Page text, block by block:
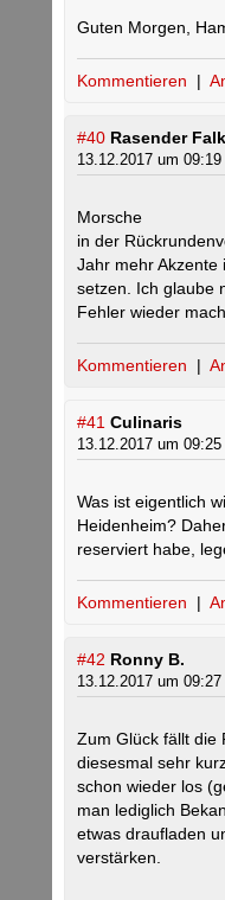
Guten Morgen,
Kommentieren |
#40 Rasender
13.12.2017 um 09:19
Morsche
in der
Jahr mehr Akzente
setzen. Ich glaube
Fehler wieder
Kommentieren |
#41 Culinaris
13.12.2017 um 09:25
Was ist eigentlich
Heidenheim?
reserviert habe,
Kommentieren |
#42 Ronny B.
13.12.2017 um 09:27
Zum Glück fällt die
diesesmal sehr
schon wieder los
man lediglich
etwas draufladen
verstärken.